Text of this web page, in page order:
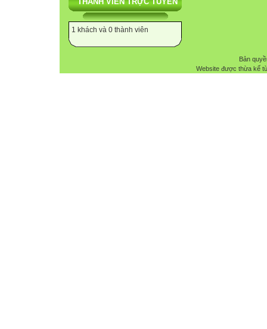
1 khách và 0 thành viên
Bản
Website được thừa kế